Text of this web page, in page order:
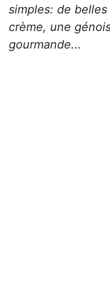
simples: de
crème, une
gourmande...